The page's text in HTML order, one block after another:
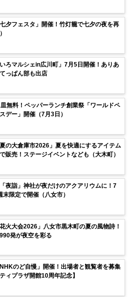
七夕フェスタ」開催！竹灯籠で七夕の夜を再
いろマルシェin広川町」7月5日開催！ありあ
っぱん部も出店
無料！ペッパーランチ創業祭「ワールドペ
デー」開催（7月3日）
夏の大倉庫市2026」夏を快適にするアイテム
販売！ステージイベントなども（大木町）
夜詣」神社が夜だけのアクアリウムに！7
末限定で開催（八女市）
花火大会2026」八女市黒木町の夏の風物詩！
発が夜空を彩る
のど自慢」開催！出場者と観覧者を募集
ィプラザ開館10周年記念】